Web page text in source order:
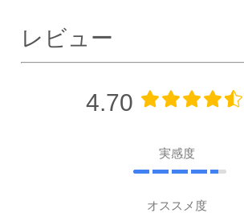
レビュー
4.70
実感度
オススメ度